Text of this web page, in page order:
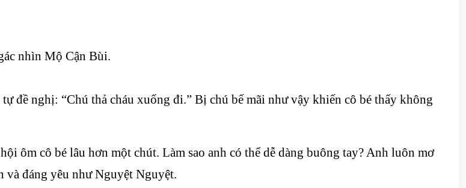
nhìn Mộ Cận Bùi.
đề nghị: “Chú thả cháu xuống đi.” Bị chú bế mãi như vậy khiến cô bé thấy không
ôm cô bé lâu hơn một chút. Làm sao anh có thể dễ dàng buông tay? Anh luôn mơ
và đáng yêu như Nguyệt Nguyệt.